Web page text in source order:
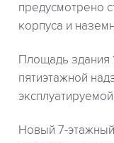
предусмотрено
корпуса и
Площадь здания
пятиэтажной
Новый 7-этажный